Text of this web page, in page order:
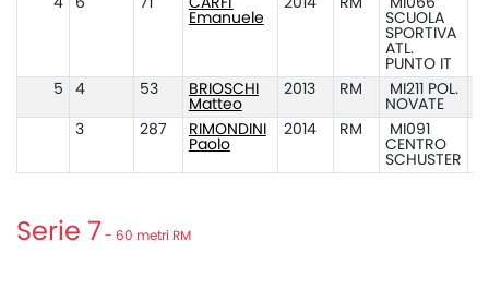
4
6 71
CARFI'
Emanuele
2014 RM
MI066
SCUOLA
SPORTIVA
ATL.
PUNTO IT
5
4 53
BRIOSCHI
Matteo
2013 RM
MI211 POL.
NOVATE
3
287
RIMONDINI
Paolo
2014 RM
MI091
CENTRO
SCHUSTER
Serie 7 - 60 metri RM